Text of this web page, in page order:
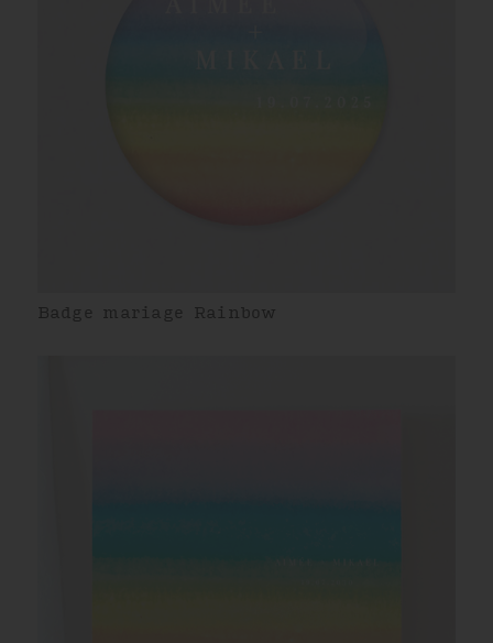
Badge mariage Rainbow